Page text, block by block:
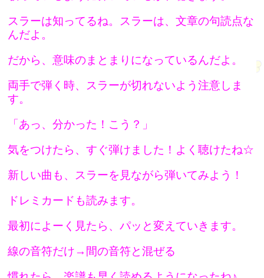
スラーは知ってるね。スラーは、文章の句読点な
んだよ。
だから、意味のまとまりになっているんだよ。
両手で弾く時、スラーが切れないよう注意しま
す。
「あっ、分かった！こう？」
気をつけたら、すぐ弾けました！よく聴けたね☆
新しい曲も、スラーを見ながら弾いてみよう！
ドレミカードも読みます。
最初によーく見たら、パッと変えていきます。
線の音符だけ→間の音符と混ぜる